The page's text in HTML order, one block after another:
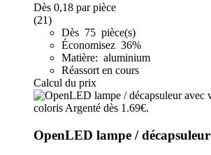
Dès 0,18 par pièce
(21)
Dès 75 pièce(s)
Économisez 36%
Matière: aluminium
Réassort en cours
Calcul du prix
OpenLED lampe / décapsuleur